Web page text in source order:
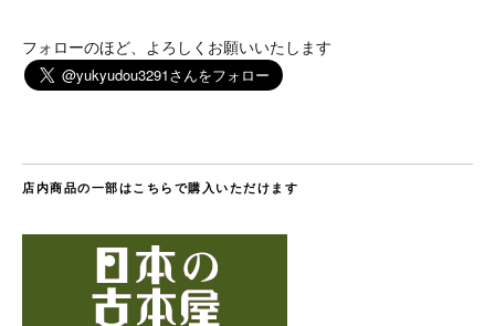
フォローのほど、よろしくお願いいたします
店内商品の一部はこちらで購入いただけます